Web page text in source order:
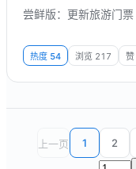
尝鲜版：更新旅游门票
热度 54 浏览 217 赞
上一页 1 2